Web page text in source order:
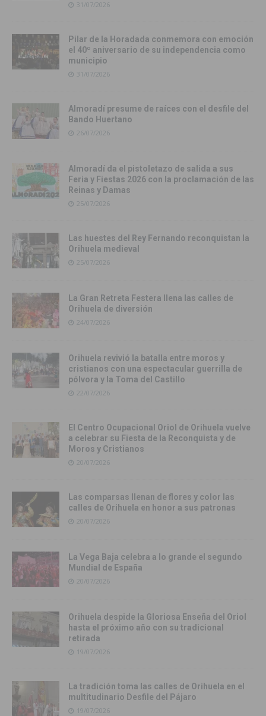
31/07/2026
Pilar de la Horadada conmemora con emoción
el 40º aniversario de su independencia como
municipio
31/07/2026
Almoradí presume de raíces con el desfile del
Bando Huertano
26/07/2026
Almoradí da el pistoletazo de salida a sus
Feria y Fiestas 2026 con la proclamación de las
Reinas y Damas
25/07/2026
Las huestes del Rey Fernando reconquistan la
Orihuela medieval
25/07/2026
La Gran Retreta Festera llena las calles de
Orihuela de diversión
24/07/2026
Orihuela revivió la batalla entre moros y
cristianos con una espectacular guerrilla de
pólvora y la Toma del Castillo
22/07/2026
El Centro Ocupacional Oriol de Orihuela vuelve
a celebrar su Fiesta de la Reconquista y de
Moros y Cristianos
20/07/2026
Las comparsas llenan de flores y color las
calles de Orihuela en honor a sus patronas
20/07/2026
La Vega Baja celebra a lo grande el segundo
Mundial de España
20/07/2026
Orihuela despide la Gloriosa Enseña del Oriol
hasta el próximo año con su tradicional
retirada
19/07/2026
La tradición toma las calles de Orihuela en el
multitudinario Desfile del Pájaro
19/07/2026